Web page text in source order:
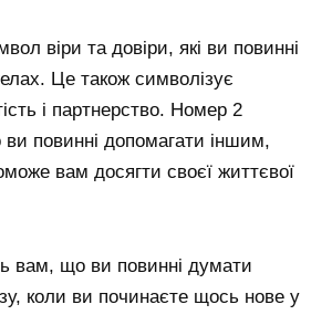
віри та довіри, які ви повинні
Це також символізує
і партнерство. Номер 2
повинні допомагати іншим,
вам досягти своєї життєвої
вам, що ви повинні думати
коли ви починаєте щось нове у